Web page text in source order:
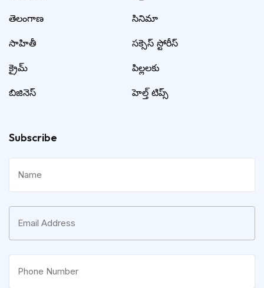
తెలంగాణ
సాహితీ
క్రైమ్
బిజినెస్
సినిమా
సక్సెస్ స్టోరీస్
పిల్లలకు
హెల్త్ టిప్స్
Subscribe